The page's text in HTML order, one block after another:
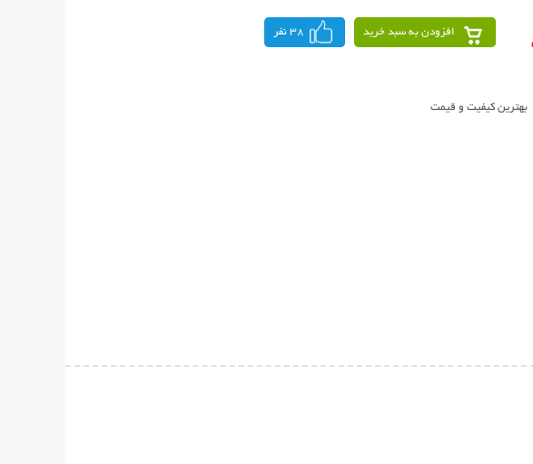
افزودن به سبد خرید 38 نفر
بهترین کیفیت و قیمت